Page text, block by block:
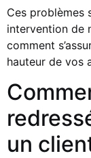
Ces problèmes
intervention de
comment
hauteur de vos
un